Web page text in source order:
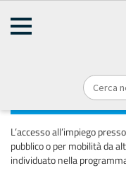
Home
Bandi di
L’accesso all’impiego
pubblico o per mobilità da
individuato nella